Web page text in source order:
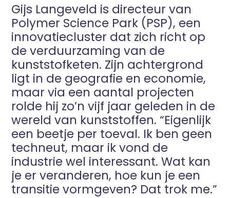
Gijs Langeveld is directeur van
Polymer Science Park (PSP), een
innovatiecluster dat zich richt op
de verduurzaming van de
kunststofketen. Zijn achtergrond
ligt in de geografie en economie,
maar via een aantal projecten
rolde hij zo’n vijf jaar geleden in de
wereld van kunststoffen. “Eigenlijk
een beetje per toeval. Ik ben geen
techneut, maar ik vond de
industrie wel interessant. Wat kan
je er veranderen, hoe kun je een
transitie vormgeven? Dat trok me.”